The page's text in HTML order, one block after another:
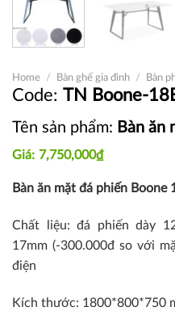
Home / Bàn ghế gia đình / Bàn
TN Boone-
Tên sản phẩm: Bàn ăn
7,750,000₫
Bàn ăn mặt đá phiến Boone
Chất liệu: đá phiến dày
17mm (-300.000đ so với
điện
Kích thước: 1800*800*750